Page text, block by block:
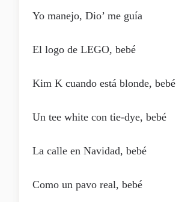
Yo manejo, Dio’ me guía
El logo de LEGO, bebé
Kim K cuando está blonde, bebé
Un tee white con tie-dye, bebé
La calle en Navidad, bebé
Como un pavo real, bebé